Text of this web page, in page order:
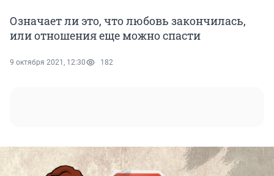
Означает ли это, что любовь закончилась,
или отношения еще можно спасти
9 октября 2021, 12:30 182